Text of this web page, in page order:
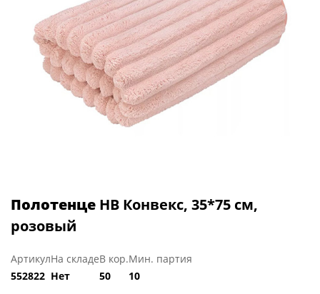
Полотенце НВ Конвекс, 35*75 см,
розовый
Артикул
552822
На складе
Нет
В кор.
50
Мин. партия
10